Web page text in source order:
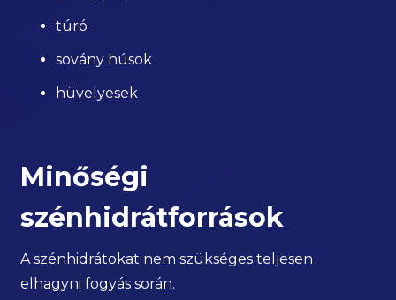
túró
sovány húsok
hüvelyesek
Minőségi
szénhidrátforrások
A szénhidrátokat nem szükséges teljesen
elhagyni fogyás során.